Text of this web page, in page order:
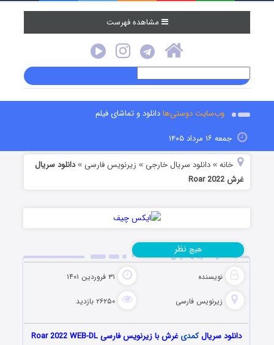
مشاهده فهرست
وب‌سایت دوستی‌هادانلود و تماشای فیلم
جمعه ۱۶ مرداد ۱۴۰۵
خانه »دانلود سریال خارجی » زیرنویس فارسی »دانلود سریال
غرش Roar 2022
دانلود سریال غرش Roar 2022
نویسنده ۳۱ فروردین ۱۴۰۱
زیرنویس فارسی ۲۶۲۵۰ بازدید
هیچ نظر
دانلود سریالکمدیغرش با زیرنویس فارسی Roar 2022 WEB-DL